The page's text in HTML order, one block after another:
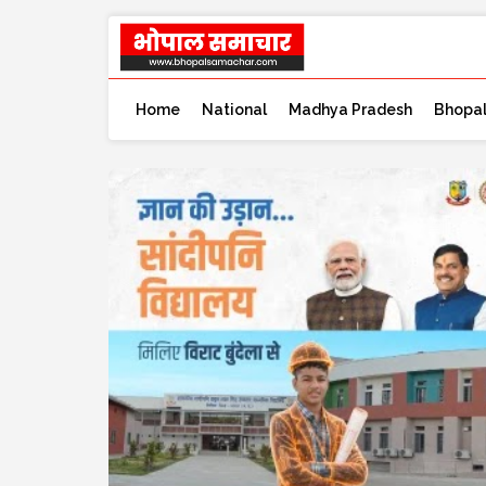
Home National Madhya Pradesh Bhopal